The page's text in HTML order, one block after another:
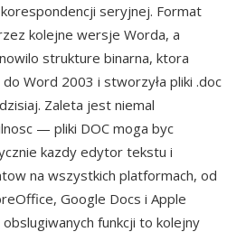
seryjnej. Format
kolejne wersje Worda, a
strukture binarna, ktora
Word 2003 i stworzyła pliki .doc
Zaleta jest niemal
— pliki DOC moga byc
kazdy edytor tekstu i
na wszystkich platformach, od
Google Docs i Apple
funkcji to kolejny